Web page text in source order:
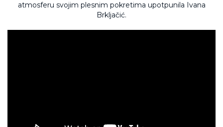
atmosferu svojim plesnim pokretima upotpunila Ivana
Brkljačić.